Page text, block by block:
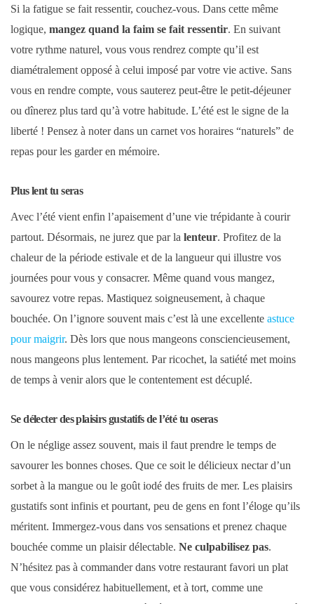
Si la fatigue se fait ressentir, couchez-vous. Dans cette même
logique, mangez quand la faim se fait ressentir. En suivant
votre rythme naturel, vous vous rendrez compte qu’il est
diamétralement opposé à celui imposé par votre vie active. Sans
vous en rendre compte, vous sauterez peut-être le petit-déjeuner
ou dînerez plus tard qu’à votre habitude. L’été est le signe de la
liberté ! Pensez à noter dans un carnet vos horaires “naturels” de
repas pour les garder en mémoire.
Plus lent tu seras
Avec l’été vient enfin l’apaisement d’une vie trépidante à courir
partout. Désormais, ne jurez que par la lenteur. Profitez de la
chaleur de la période estivale et de la langueur qui illustre vos
journées pour vous y consacrer. Même quand vous mangez,
savourez votre repas. Mastiquez soigneusement, à chaque
bouchée. On l’ignore souvent mais c’est là une excellente astuce
pour maigrir. Dès lors que nous mangeons consciencieusement,
nous mangeons plus lentement. Par ricochet, la satiété met moins
de temps à venir alors que le contentement est décuplé.
Se délecter des plaisirs gustatifs de l’été tu oseras
On le néglige assez souvent, mais il faut prendre le temps de
savourer les bonnes choses. Que ce soit le délicieux nectar d’un
sorbet à la mangue ou le goût iodé des fruits de mer. Les plaisirs
gustatifs sont infinis et pourtant, peu de gens en font l’éloge qu’ils
méritent. Immergez-vous dans vos sensations et prenez chaque
bouchée comme un plaisir délectable. Ne culpabilisez pas.
N’hésitez pas à commander dans votre restaurant favori un plat
que vous considérez habituellement, et à tort, comme une